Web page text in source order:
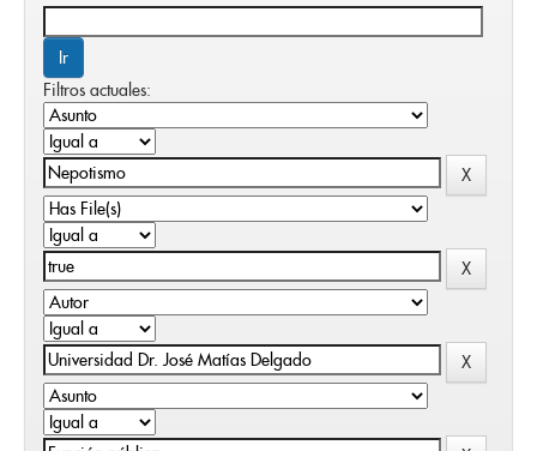
Filtros actuales: